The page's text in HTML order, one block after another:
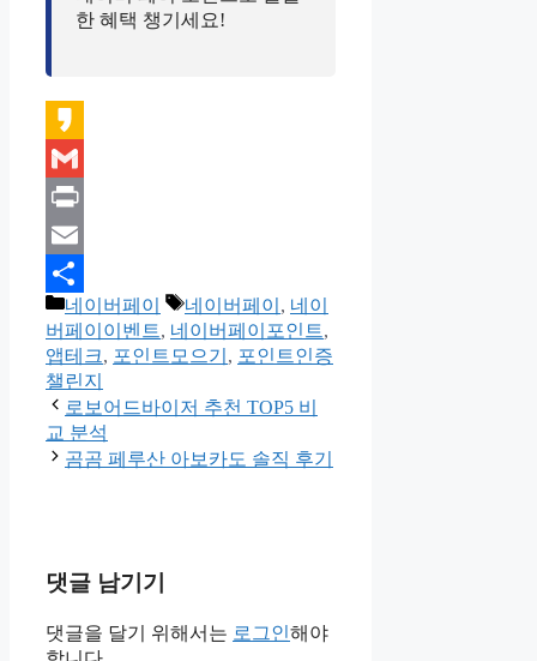
한 혜택 챙기세요!
Kakao
Gmail
Print
Email
Share
카
테
고
리
네이버페이
태
그
네이버페이 , 네이
버페이이벤트, 네이버페이포인트,
앱테크, 포인트모으기 , 포인트인증
챌린지
로보어드바이저 추천 TOP5 비
교 분석
곰곰 페루산 아보카도 솔직 후기
댓글 남기기
댓글을 달기 위해서는 로그인해야